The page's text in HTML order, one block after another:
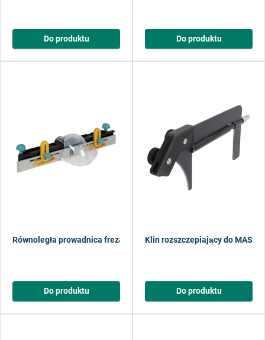
Do produktu Do produktu
Równoległa prowadnica frezarska do stołu maszynowego MASTER
Do produktu
Klin rozszczepiający do
Do produktu